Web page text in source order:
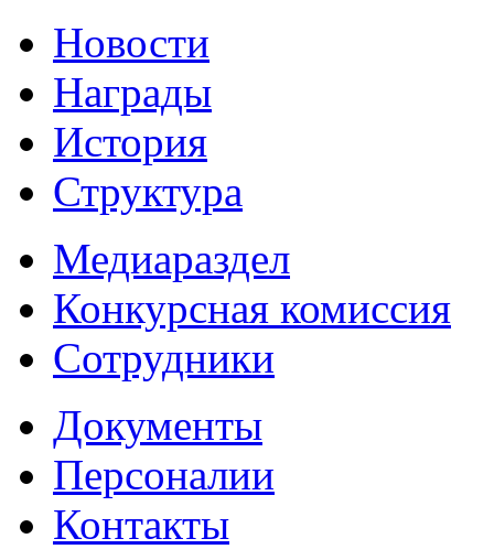
Новости
Награды
История
Структура
Медиараздел
Конкурсная комиссия
Сотрудники
Документы
Персоналии
Контакты